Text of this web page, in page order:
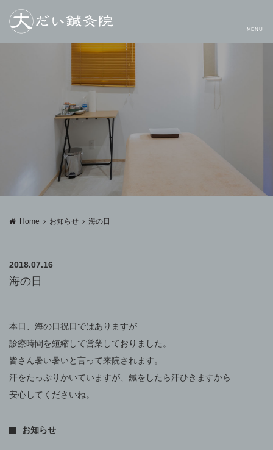
MENU
Home お知らせ 海の日
2018.07.16
海の日
本日、海の日祝日ではありますが
診療時間を短縮して営業しておりました。
皆さん暑い暑いと言って来院されます。
汗をたっぷりかいていますが、鍼をしたら汗ひきますから
安心してくださいね。
お知らせ